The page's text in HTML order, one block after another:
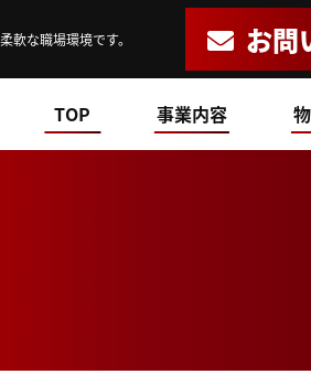
な職場環境です。 お問
TOP 事業内容